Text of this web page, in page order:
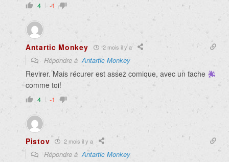
4 -1
Antartic Monkey 2 mois il y a
Répondre àAntartic Monkey
Revirer. Mais récurer est assez comique, avec un tache
comme toi!
4 -1
Pistov 2 mois il y a
Répondre àAntartic Monkey